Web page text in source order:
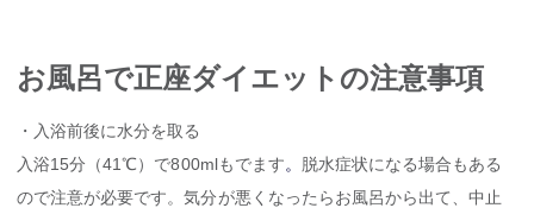
お風呂で正座ダイエットの注意事項
・入浴前後に水分を取る
入浴15分（41℃）で800mlもでます。 脱水症状になる場合もある
ので注意が必要です。気分が悪くなったらお風呂から出て、中止